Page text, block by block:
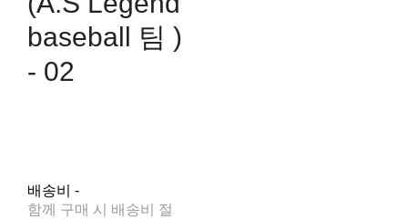
baseball 팀 )
- 02
배송비 -
함께 구매 시 배송비 절